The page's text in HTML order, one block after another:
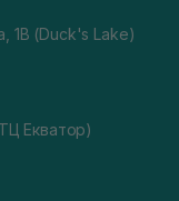
1В (Duck's Lake)
Екватор)